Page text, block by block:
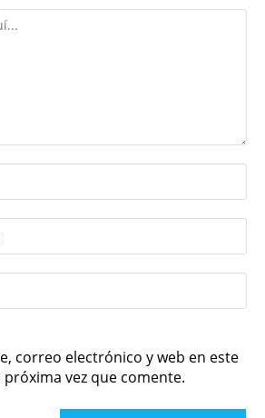
correo electrónico y web en este
vez que comente.